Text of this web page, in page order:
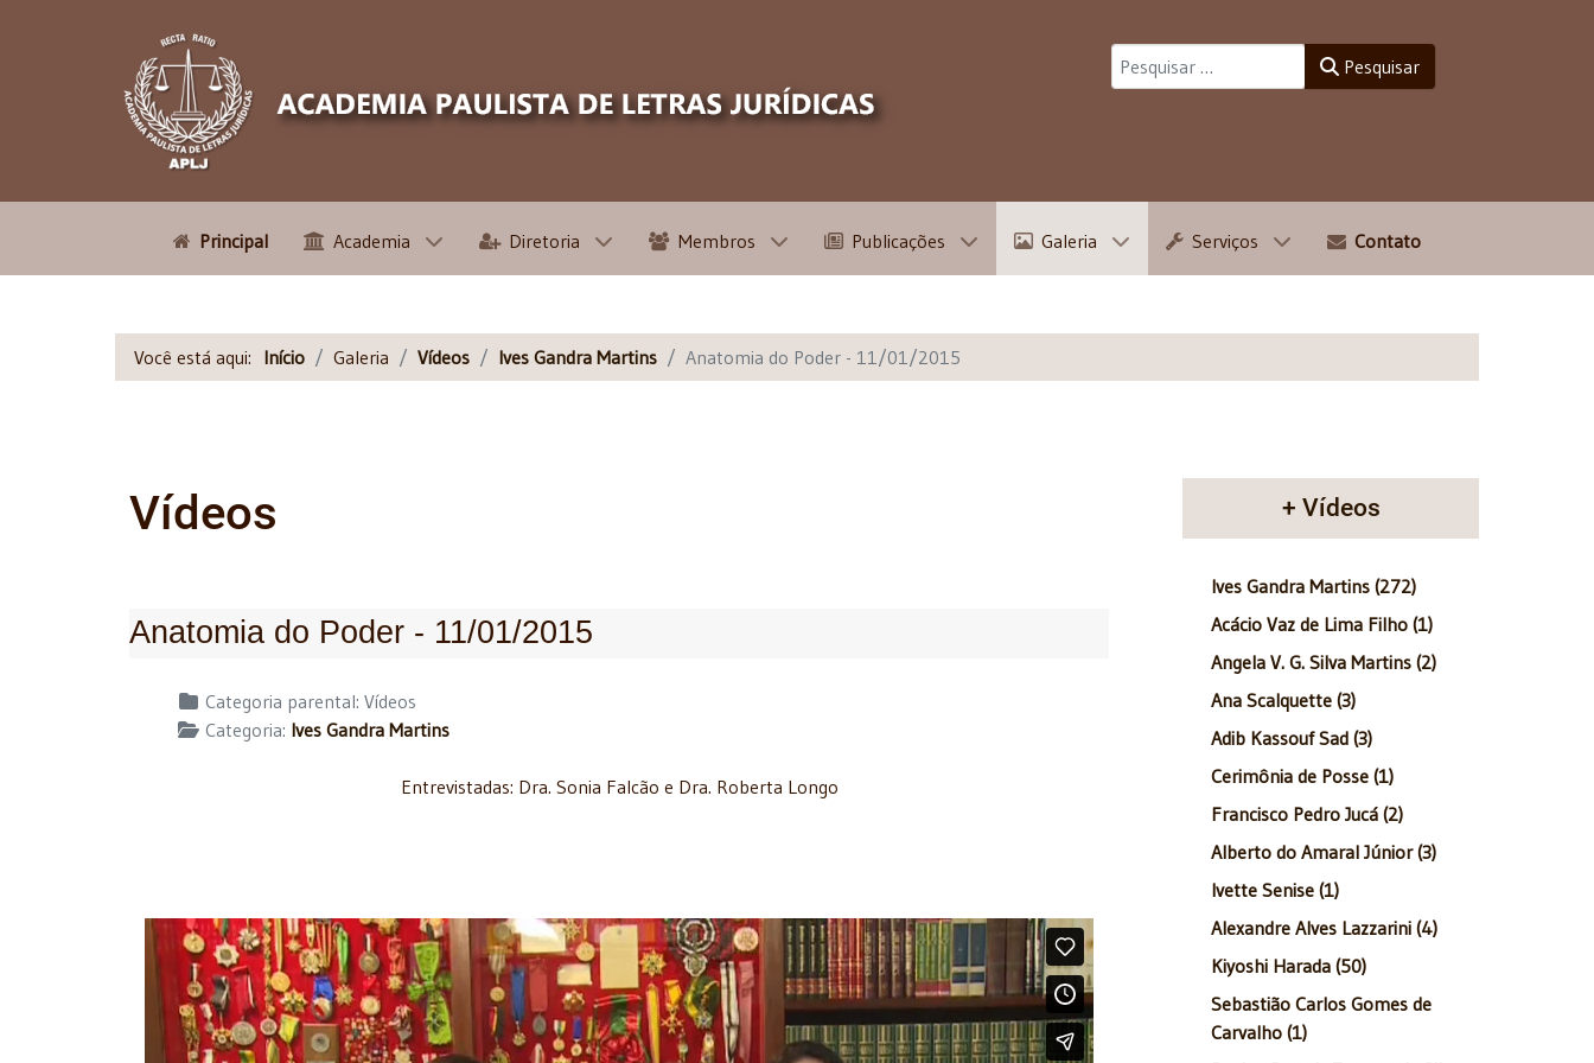
Pesquisar
Principal Academia Diretoria Membros Publicações Galeria Serviços Contato
Você está aqui: Início Galeria Vídeos Ives Gandra Martins Anatomia do Poder - 11/01/2015
Vídeos
Anatomia do Poder - 11/01/2015
Detalhes Categoria parental: Vídeos
Categoria: Ives Gandra Martins
Entrevistadas: Dra. Sonia Falcão e Dra. Roberta Longo
+ Vídeos
Ives Gandra Martins (272)
Acácio Vaz de Lima Filho (1)
Angela V. G. Silva Martins (2)
Ana Scalquette (3)
Adib Kassouf Sad (3)
Cerimônia de Posse (1)
Francisco Pedro Jucá (2)
Alberto do Amaral Júnior (3)
Ivette Senise (1)
Alexandre Alves Lazzarini (4)
Kiyoshi Harada (50)
Sebastião Carlos Gomes de
Carvalho (1)